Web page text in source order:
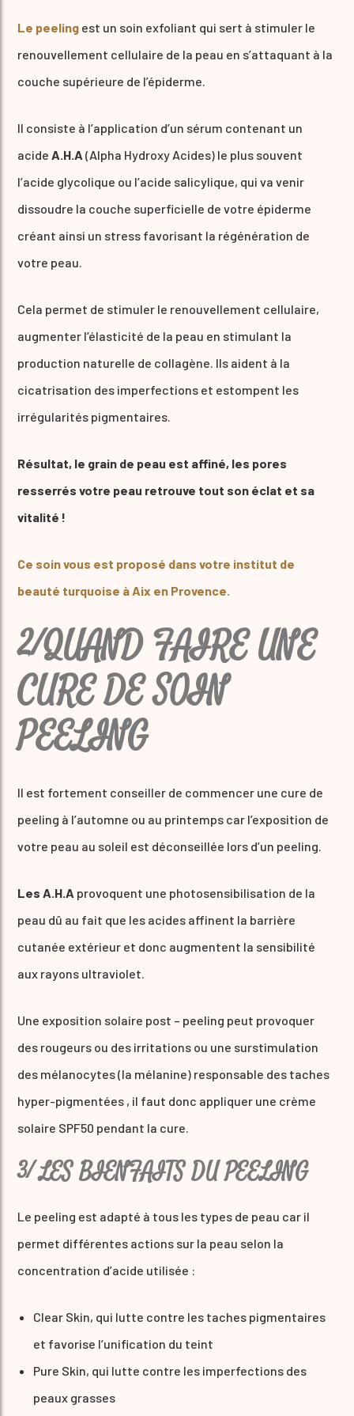
Le peeling est un soin exfoliant qui sert à stimuler le
renouvellement cellulaire de la peau en s’attaquant à la
couche supérieure de l’épiderme.
Il consiste à l’application d’un sérum contenant un
acide A.H.A(Alpha Hydroxy Acides) le plus souvent
l’acide glycolique ou l’acide salicylique, qui va venir
dissoudre la couche superficielle de votre épiderme
créant ainsi un stress favorisant la régénération de
votre peau.
Cela permet de stimuler le renouvellement cellulaire,
augmenter l’élasticité de la peau en stimulant la
production naturelle de collagène. Ils aident à la
cicatrisation des imperfections et estompent les
irrégularités pigmentaires.
Résultat, le grain de peau est affiné, les pores
resserrés votre peau retrouve tout son éclat et sa
vitalité !
Ce soin vous est proposé dans votre institut de
beauté turquoise à Aix en Provence.
2/QUAND FAIRE UNE
CURE DE SOIN
PEELING
Il est fortement conseiller de commencer une cure de
peeling à l’automne ou au printemps car l’exposition de
votre peau au soleil est déconseillée lors d’un peeling.
Les A.H.A provoquent une photosensibilisation de la
peau dû au fait que les acides affinent la barrière
cutanée extérieur et donc augmentent la sensibilité
aux rayons ultraviolet.
Une exposition solaire post – peeling peut provoquer
des rougeurs ou des irritations ou une surstimulation
des mélanocytes (la mélanine) responsable des taches
hyper-pigmentées , il faut donc appliquer une crème
solaire SPF50 pendant la cure.
3/ LES BIENFAITS DU PEELING
Le peeling est adapté à tous les types de peau car il
permet différentes actions sur la peau selon la
concentration d’acide utilisée :
Clear Skin, qui lutte contre les taches pigmentaires
et favorise l’unification du teint
Pure Skin, qui lutte contre les imperfections des
peaux grasses